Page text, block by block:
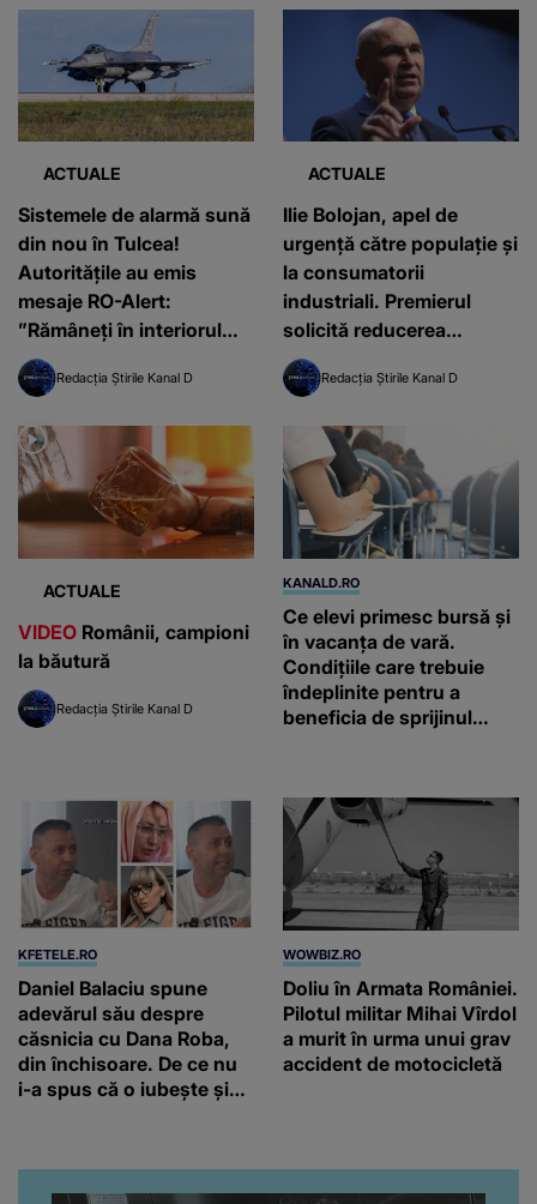
ACTUALE
Sistemele de alarmă sună
din nou în Tulcea!
Autoritățile au emis
mesaje RO-Alert:
”Rămâneţi în interiorul
casei”
Redacția Știrile Kanal D
ACTUALE
Ilie Bolojan, apel de
urgență către populație și
la consumatorii
industriali. Premierul
solicită reducerea
consumului de energie
după oprirea reactoarelor
orele 20-23. Avem
deficit"
Redacția Știrile Kanal D
ACTUALE
VIDEO Românii, campioni
la băutură
Redacția Știrile Kanal D
KANALD.RO
Ce elevi primesc bursă și
în vacanța de vară.
Condițiile care trebuie
îndeplinite pentru a
beneficia de sprijinul
KFETELE.RO
Daniel Balaciu spune
adevărul său despre
căsnicia cu Dana Roba,
din închisoare. De ce nu
i-a spus că o iubește și
“Am suflet mare. Eu am
ajutat-o.”
WOWBIZ.RO
Doliu în Armata României.
Pilotul militar Mihai Vîrdol
a murit în urma unui grav
accident de motocicletă